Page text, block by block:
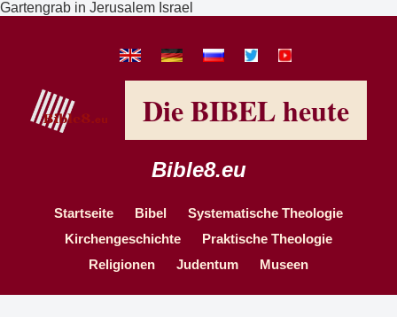
Gartengrab in Jerusalem Israel
Die BIBEL heute
Bible8.eu
Startseite Bibel
Systematische Theologie
Kirchengeschichte
Praktische Theologie
Religionen
Judentum Museen